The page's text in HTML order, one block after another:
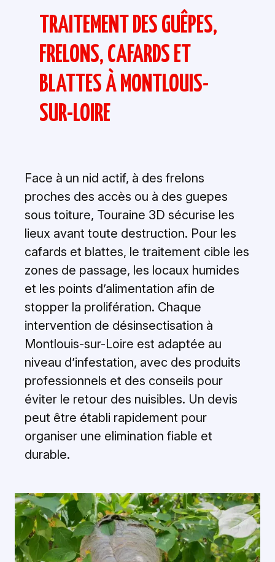
TRAITEMENT DES GUÊPES,
FRELONS, CAFARDS ET
BLATTES À MONTLOUIS-
SUR-LOIRE
Face à un nid actif, à des frelons
proches des accès ou à des guepes
sous toiture, Touraine 3D sécurise les
lieux avant toute destruction. Pour les
cafards et blattes, le traitement cible les
zones de passage, les locaux humides
et les points d’alimentation afin de
stopper la prolifération. Chaque
intervention de désinsectisation à
Montlouis-sur-Loire est adaptée au
niveau d’infestation, avec des produits
professionnels et des conseils pour
éviter le retour des nuisibles. Un devis
peut être établi rapidement pour
organiser une elimination fiable et
durable.